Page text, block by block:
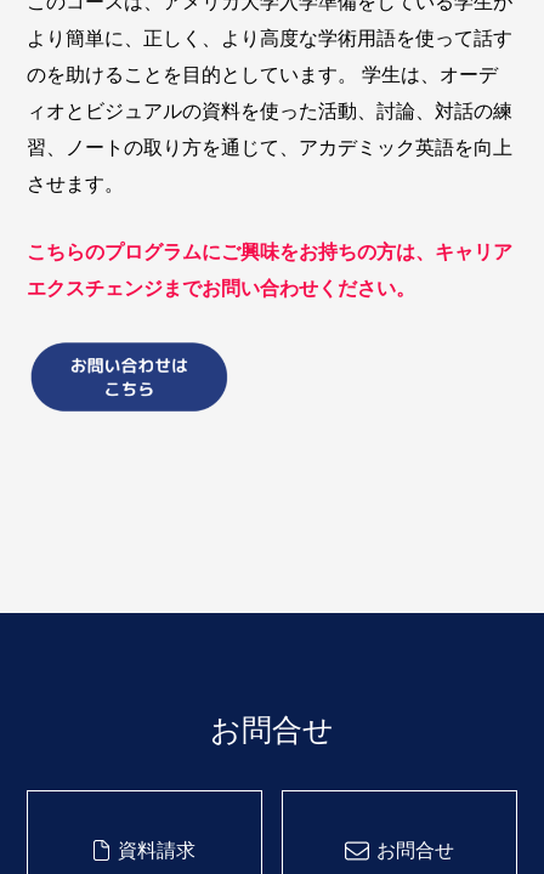
より簡単に、正しく、より高度な学術用語を使って話す
のを助けることを目的としています。 学生は、オーデ
ィオとビジュアルの資料を使った活動、討論、対話の練
習、ノートの取り方を通じて、アカデミック英語を向上
させます。
こちらのプログラムにご興味をお持ちの方は、キャリア
エクスチェンジまでお問い合わせください。
お問合せ
資料請求 お問合せ